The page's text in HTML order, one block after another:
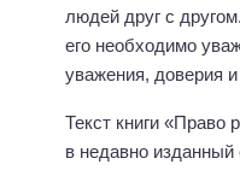
людей друг с
его необходимо
уважения, доверия
Текст книги «Право
в недавно изданный